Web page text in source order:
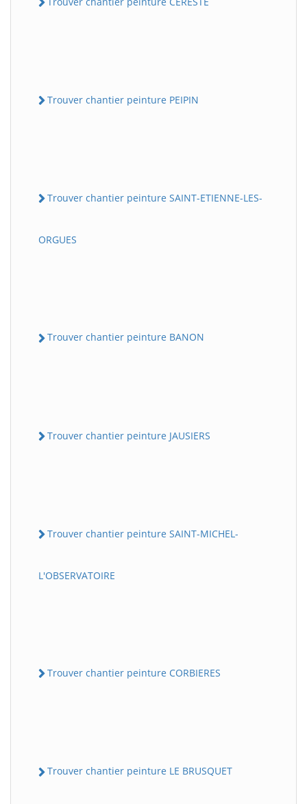
Trouver chantier peinture PEIPIN
Trouver chantier peinture SAINT-ETIENNE-LES-
ORGUES
Trouver chantier peinture BANON
Trouver chantier peinture JAUSIERS
Trouver chantier peinture SAINT-MICHEL-
L'OBSERVATOIRE
Trouver chantier peinture CORBIERES
Trouver chantier peinture LE BRUSQUET